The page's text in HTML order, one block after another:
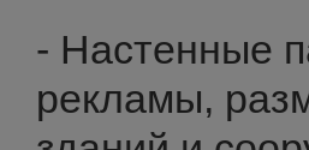
- Настенные
рекламы,